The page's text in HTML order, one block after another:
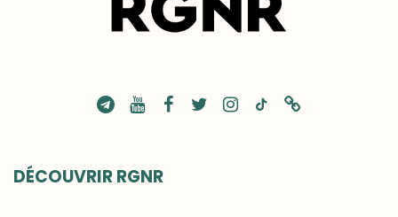
DÉCOUVRIR RGNR